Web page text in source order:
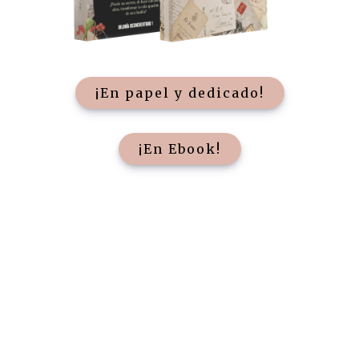
¡En papel y dedicado!
¡En Ebook!